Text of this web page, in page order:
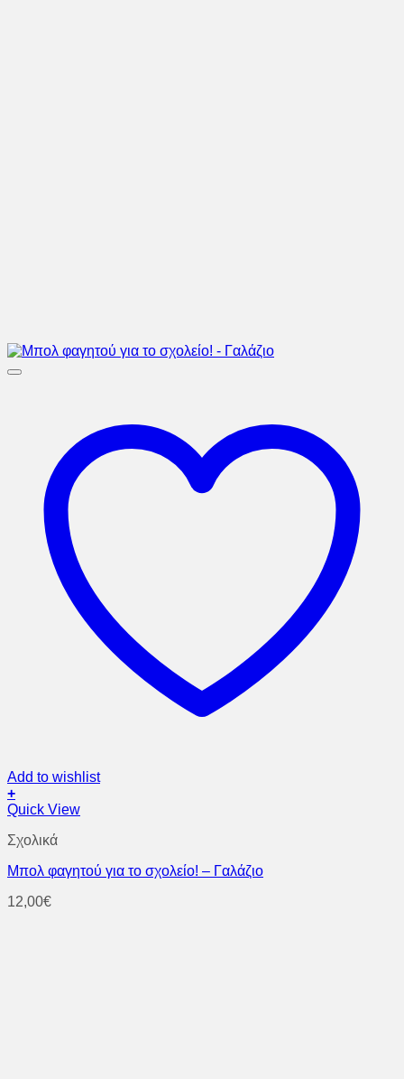
Add to wishlist
+
Quick View
Σχολικά
Μπολ φαγητού για το σχολείο! – Γαλάζιο
12,00€